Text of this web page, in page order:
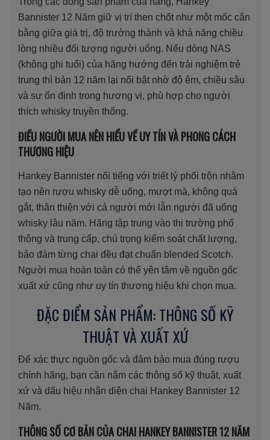
Bannister 12 Năm giữ vị trí then chốt như một mốc cân
bằng giữa giá trị, độ trưởng thành và khả năng chiều
lòng nhiều đối tượng người uống. Nếu dòng NAS
(không ghi tuổi) của hãng hướng đến trải nghiệm trẻ
trung thì bản 12 năm lại nổi bật nhờ độ êm, chiều sâu
và sự ổn định trong hương vị, phù hợp cho người
thích whisky truyền thống.
ĐIỀU NGƯỜI MUA NÊN HIỂU VỀ UY TÍN VÀ PHONG CÁCH
THƯƠNG HIỆU
Hankey Bannister nổi tiếng với triết lý phối trộn nhằm
tạo nên rượu whisky dễ uống, mượt mà, không quá
gắt, thân thiện với cả người mới lẫn người đã uống
whisky lâu năm. Hãng tập trung vào thị trường phổ
thông và trung cấp, chú trọng kiểm soát chất lượng,
bảo đảm từng chai đều đạt chuẩn blended Scotch.
Người mua hoàn toàn có thể yên tâm về nguồn gốc
xuất xứ cũng như uy tín thương hiệu khi chọn mua.
ĐẶC ĐIỂM SẢN PHẨM: THÔNG SỐ KỸ
THUẬT VÀ XUẤT XỨ
Để xác thực nguồn gốc và đảm bảo mua đúng rượu
chính hãng, bạn cần nắm các thông số kỹ thuật, xuất
xứ và dấu hiệu nhận diện chai Hankey Bannister 12
Năm.
THÔNG SỐ CƠ BẢN CỦA CHAI HANKEY BANNISTER 12 NĂM